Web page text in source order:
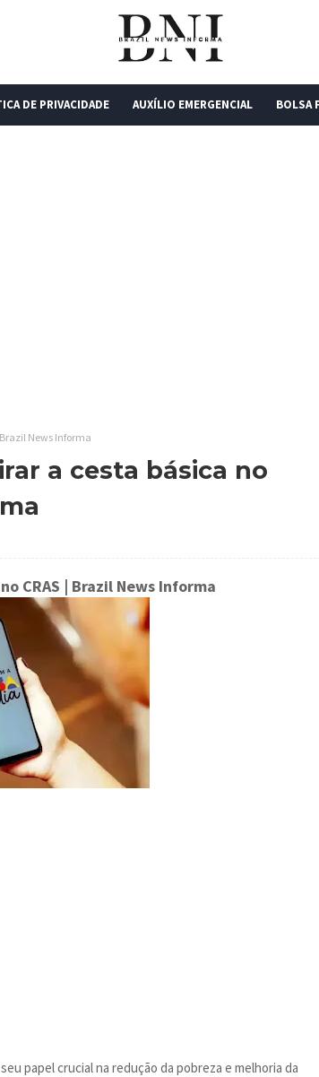
DE PRIVACIDADE AUXÍLIO EMERGENCIAL BOLSA
News Informa
a cesta básica no
CRAS | Brazil News Informa
papel crucial na redução da pobreza e melhoria da